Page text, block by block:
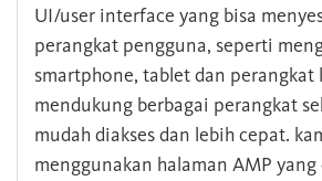
UI/user interface yang bisa
perangkat pengguna, seperti
smartphone, tablet dan perangkat
mendukung berbagai perangkat
mudah diakses dan lebih cepat.
menggunakan halaman AMP